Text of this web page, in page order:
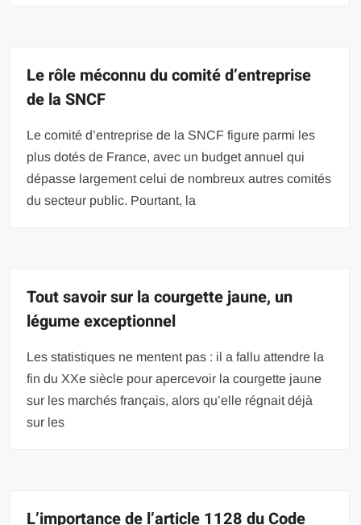
Le rôle méconnu du comité d’entreprise
de la SNCF
Le comité d’entreprise de la SNCF figure parmi les
plus dotés de France, avec un budget annuel qui
dépasse largement celui de nombreux autres comités
du secteur public. Pourtant, la
Tout savoir sur la courgette jaune, un
légume exceptionnel
Les statistiques ne mentent pas : il a fallu attendre la
fin du XXe siècle pour apercevoir la courgette jaune
sur les marchés français, alors qu’elle régnait déjà
sur les
L’importance de l’article 1128 du Code